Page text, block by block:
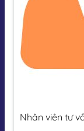
Nhân viên tư